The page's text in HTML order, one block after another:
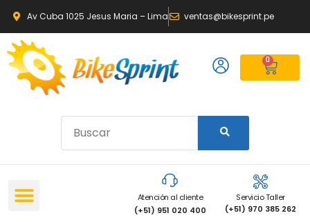
Av Cuba 1025 Jesus Maria – Lima ventas@bikesprint.pe
0
Atención al cliente
(+51) 951 020 400
Servicio Taller
(+51) 970 385 262